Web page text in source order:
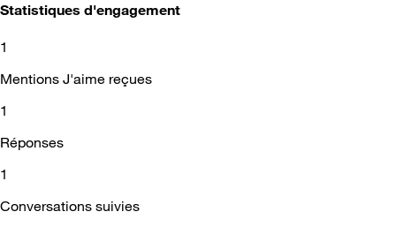
Statistiques d'engagement
1
Mentions J'aime reçues
1
Réponses
1
Conversations suivies